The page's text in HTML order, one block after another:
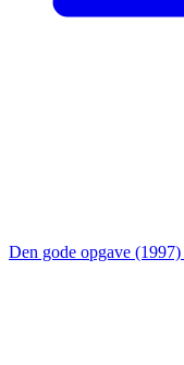
Den gode opgave (1997)